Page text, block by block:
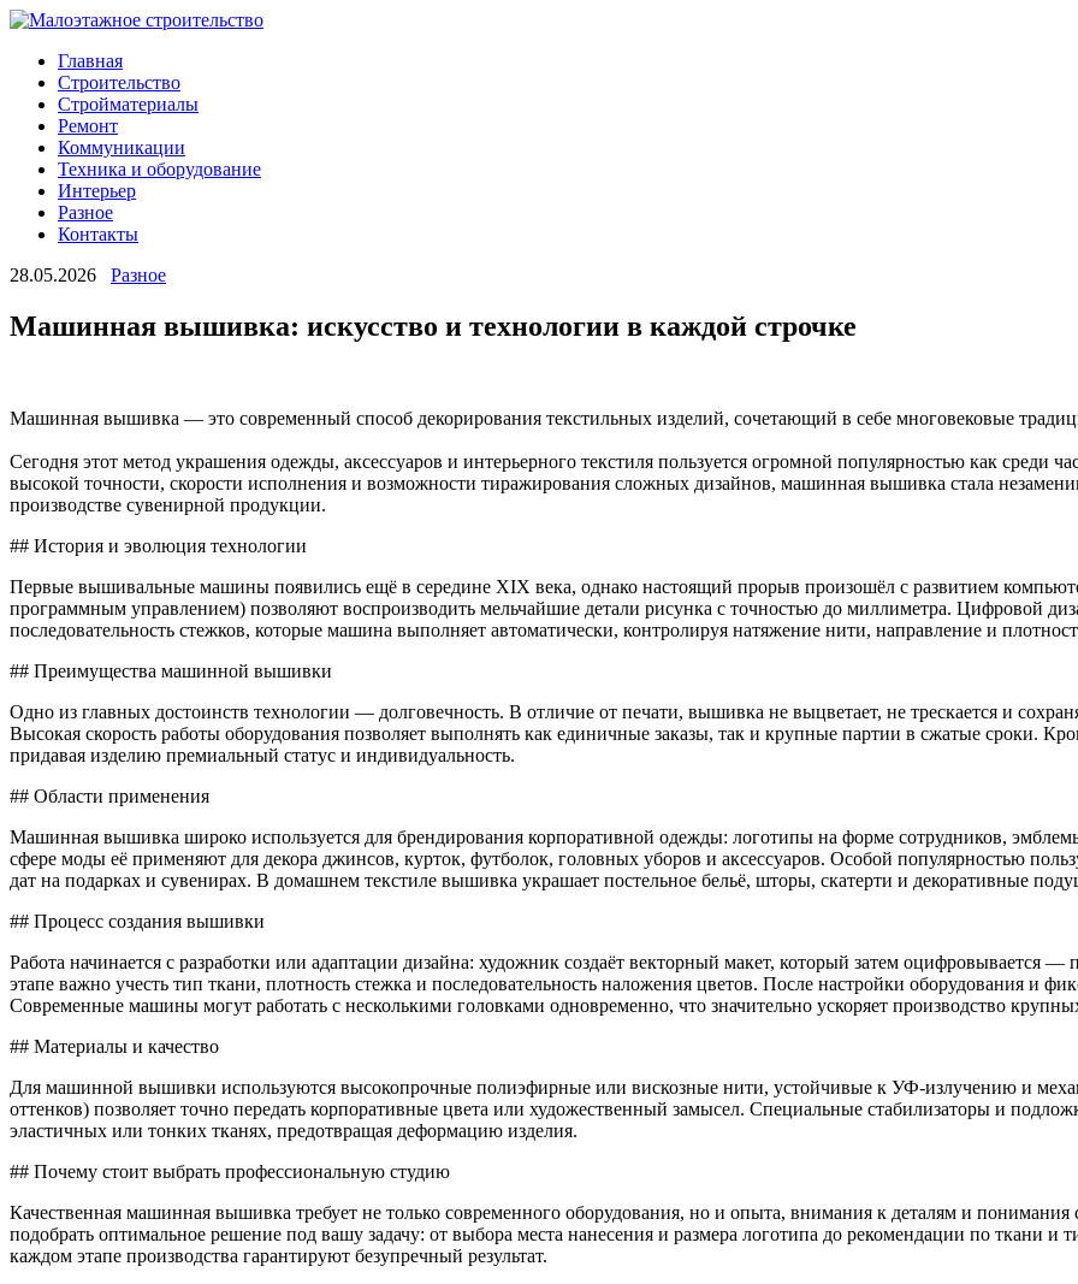
Главная
Строительство
Стройматериалы
Ремонт
Коммуникации
Техника и оборудование
Интерьер
Разное
Контакты
28.05.2026
Разное
Машинная вышивка: искусство и технологии в каждой строчке
Машинная вышивка — это современный способ декорирования текстильных изделий, сочетающий в себе многовековые
Сегодня этот метод украшения одежды, аксессуаров и интерьерного текстиля пользуется огромной популярностью как среди
высокой точности, скорости исполнения и возможности тиражирования сложных дизайнов, машинная вышивка стала
производстве сувенирной продукции.
## История и эволюция технологии
Первые вышивальные машины появились ещё в середине XIX века, однако настоящий прорыв произошёл с развитием
программным управлением) позволяют воспроизводить мельчайшие детали рисунка с точностью до миллиметра. Цифровой
последовательность стежков, которые машина выполняет автоматически, контролируя натяжение нити, направление и
## Преимущества машинной вышивки
Одно из главных достоинств технологии — долговечность. В отличие от печати, вышивка не выцветает, не трескается и
Высокая скорость работы оборудования позволяет выполнять как единичные заказы, так и крупные партии в сжатые сроки.
придавая изделию премиальный статус и индивидуальность.
## Области применения
Машинная вышивка широко используется для брендирования корпоративной одежды: логотипы на форме сотрудников,
сфере моды её применяют для декора джинсов, курток, футболок, головных уборов и аксессуаров. Особой популярностью
дат на подарках и сувенирах. В домашнем текстиле вышивка украшает постельное бельё, шторы, скатерти и декоративные
## Процесс создания вышивки
Работа начинается с разработки или адаптации дизайна: художник создаёт векторный макет, который затем
этапе важно учесть тип ткани, плотность стежка и последовательность наложения цветов. После настройки оборудования и
Современные машины могут работать с несколькими головками одновременно, что значительно ускоряет производство
## Материалы и качество
Для машинной вышивки используются высокопрочные полиэфирные или вискозные нити, устойчивые к УФ-излучению и
оттенков) позволяет точно передать корпоративные цвета или художественный замысел. Специальные стабилизаторы и
эластичных или тонких тканях, предотвращая деформацию изделия.
## Почему стоит выбрать профессиональную студию
Качественная машинная вышивка требует не только современного оборудования, но и опыта, внимания к деталям и
подобрать оптимальное решение под вашу задачу: от выбора места нанесения и размера логотипа до рекомендации по ткани
каждом этапе производства гарантируют безупречный результат.